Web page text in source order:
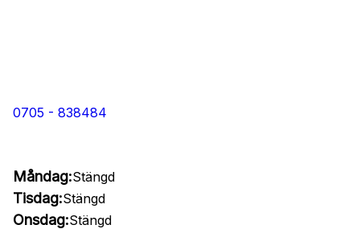
0705 - 838484
Måndag:Stängd
Tisdag:Stängd
Onsdag:Stängd